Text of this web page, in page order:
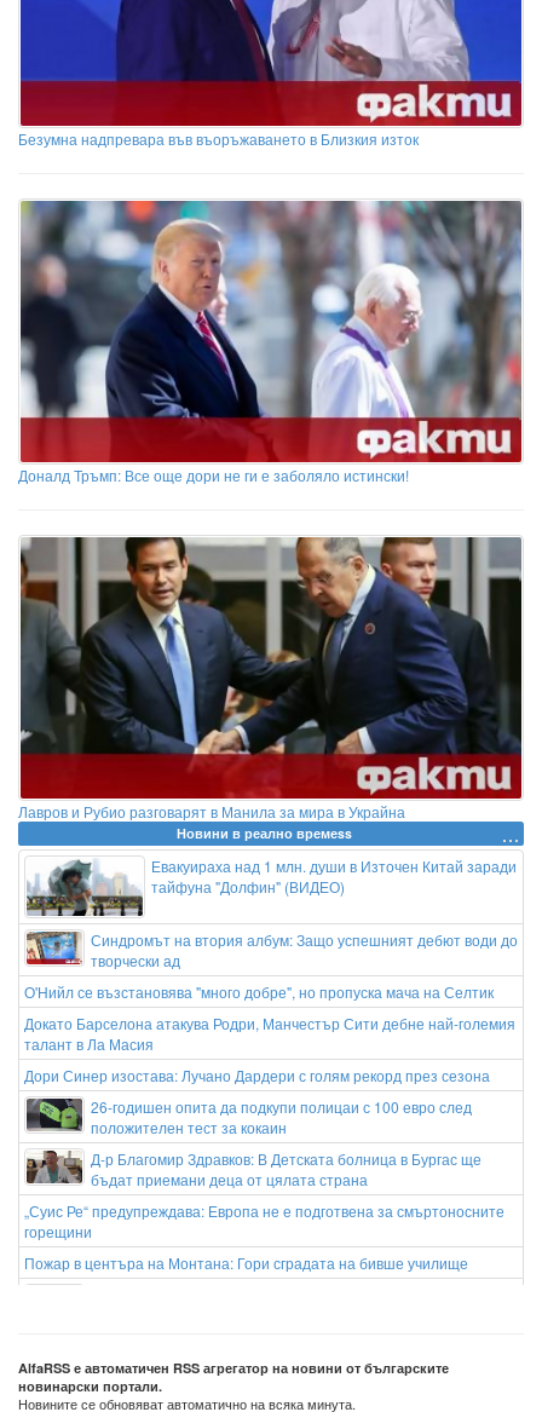
Безумна надпревара във въоръжаването в Близкия изток
Доналд Тръмп: Все още дори не ги е заболяло истински!
Лавров и Рубио разговарят в Манила за мира в Украйна
Новини в реално времеss
Евакуираха над 1 млн. души в Източен Китай заради
тайфуна "Долфин" (ВИДЕО)
Синдромът на втория албум: Защо успешният дебют води до
творчески ад
О'Нийл се възстановява "много добре", но пропуска мача на Селтик
Докато Барселона атакува Родри, Манчестър Сити дебне най-големия
талант в Ла Масия
Дори Синер изостава: Лучано Дардери с голям рекорд през сезона
26-годишен опита да подкупи полицаи с 100 евро след
положителен тест за кокаин
Д-р Благомир Здравков: В Детската болница в Бургас ще
бъдат приемани деца от цялата страна
„Суис Ре“ предупреждава: Европа не е подготвена за смъртоносните
горещини
Пожар в центъра на Монтана: Гори сградата на бивше училище
AlfaRSS е автоматичен RSS агрегатор на новини от българските
новинарски портали.
Новините се обновяват автоматично на всяка минута.